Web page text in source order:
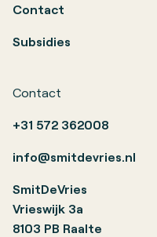
Contact
Subsidies
Contact
+31 572 362008
info@smitdevries.nl
SmitDeVries
Vrieswijk 3a
8103 PB Raalte